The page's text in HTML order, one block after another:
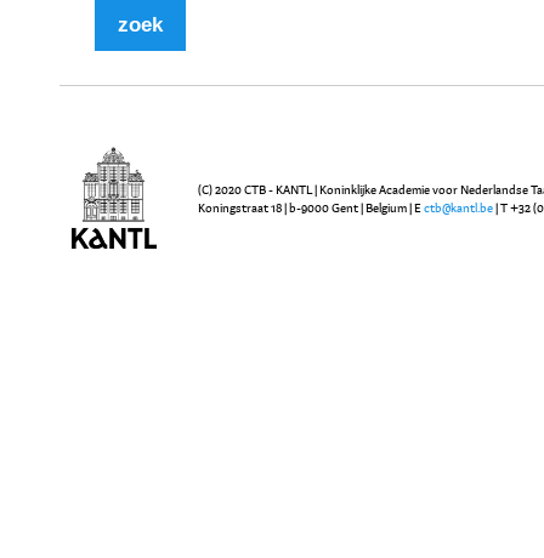
(C) 2020 CTB - KANTL | Koninklijke Academie voor Nederlandse
Koningstraat 18 | b-9000 Gent | Belgium | E ctb@kantl.be | T +32